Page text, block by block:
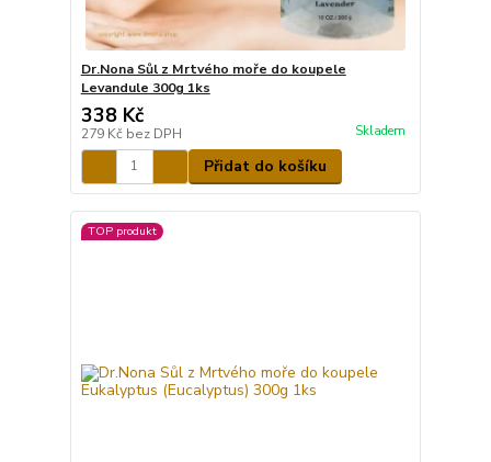
Dr.Nona Sůl z Mrtvého moře do koupele
Levandule 300g 1ks
338 Kč
279 Kč bez DPH Skladem
Přidat do košíku
TOP produkt